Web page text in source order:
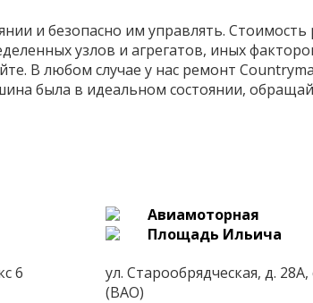
и безопасно им управлять.
узлов и агрегатов, иных
В любом случае у нас ремонт
была в идеальном состоянии,
6
Авиамоторная
Площадь Ильича
ул. Старообрядческая, д. 28А,
(ВАО)